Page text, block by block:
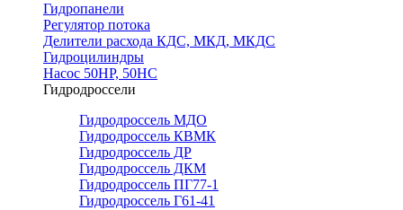
Гидропанели
Регулятор потока
Делители расхода КДС, МКД, МКДС
Гидроцилиндры
Насос 50НР, 50НС
Гидродроссели
Гидродроссель МДО
Гидродроссель КВМК
Гидродроссель ДР
Гидродроссель ДКМ
Гидродроссель ПГ77-1
Гидродроссель Г61-41